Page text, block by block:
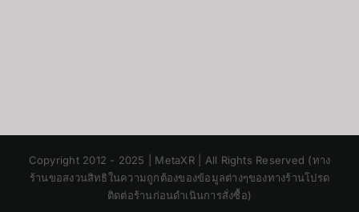
Copyright 2012 - 2025 | MetaXR | All Rights Reserved (ทาง
ร้านขอสงวนสิทธิในความถูกต้องของข้อมูลต่างๆของทางร้านโปรด
ติดต่อร้านก่อนดำเนินการสั่งซื้อ)Chinese